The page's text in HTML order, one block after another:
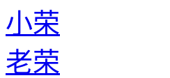
小荣
老荣